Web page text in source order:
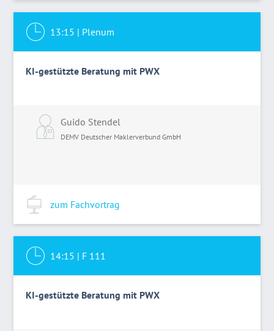
13:15 | Plenum
KI-gestützte Beratung mit PWX
Guido Stendel
DEMV Deutscher Maklerverbund GmbH
zum Fachvortrag
14:15 | F 111
KI-gestützte Beratung mit PWX